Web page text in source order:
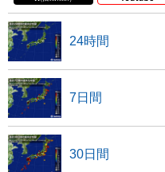
24時間
7日間
30日間